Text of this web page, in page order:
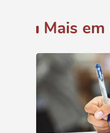
Mais em